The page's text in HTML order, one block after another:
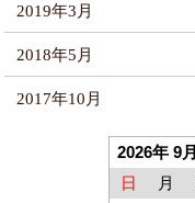
2019年3月
2018年5月
2017年10月
2026年 9月
日
月